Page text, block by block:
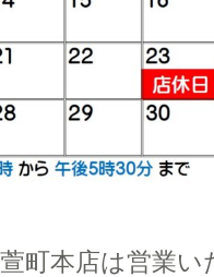
町本店は営業